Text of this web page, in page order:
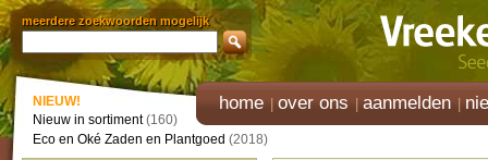
meerdere zoekwoorden mogelijk
home over ons aanmelden
NIEUW!
Nieuw in sortiment(160)
Eco en Oké Zaden en Plantgoed (2018)